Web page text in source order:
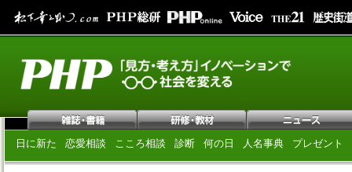
日に新た 恋愛相談 こころ相談 診断 何の日 人名事典 プレゼント